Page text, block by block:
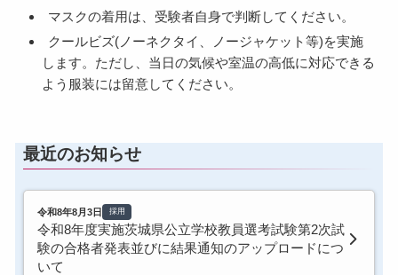
マスクの着用は、受験者自身で判断してください。
クールビズ(ノーネクタイ、ノージャケット等)を実施
します。ただし、当日の気候や室温の高低に対応できる
よう服装には留意してください。
最近のお知らせ
令和8年8月3日 採用
令和8年度実施茨城県公立学校教員選考試験第2次試
験の合格者発表並びに結果通知のアップロードにつ
いて